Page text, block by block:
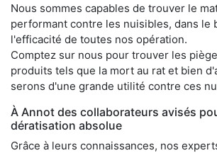
Nous sommes capables de trouver le
performant contre les nuisibles, dans le
l'efficacité de toutes nos opération.
Comptez sur nous pour trouver les
produits tels que la mort au rat et bien
serons d'une grande utilité contre ces
À Annot des collaborateurs avisés
dératisation absolue
Grâce à leurs connaissances, nos